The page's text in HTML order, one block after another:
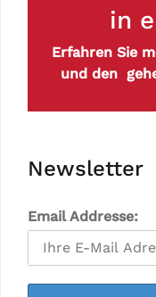
in
Erfahren Sie
und den
Newsletter
Email Addresse: